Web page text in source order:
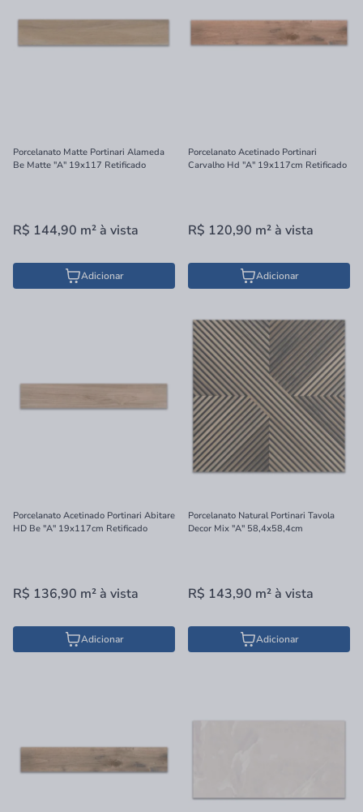
Porcelanato Matte Portinari Alameda
Be Matte "A" 19x117 Retificado
R$ 144,90 m²à vista
Adicionar
Porcelanato Acetinado Portinari
Carvalho Hd "A" 19x117cm Retificado
R$ 120,90 m²à vista
Adicionar
Porcelanato Acetinado Portinari Abitare
HD Be "A" 19x117cm Retificado
R$ 136,90 m²à vista
Adicionar
Porcelanato Natural Portinari Tavola
Decor Mix "A" 58,4x58,4cm
R$ 143,90 m²à vista
Adicionar